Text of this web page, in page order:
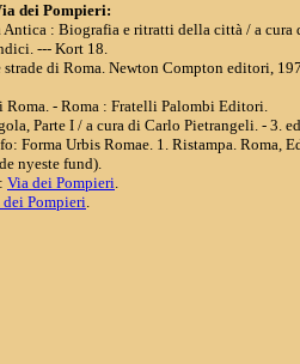
dei Pompieri:
: Biografia e ritratti della città / a
--- Kort 18.
di Roma. Newton Compton editori,
- Roma : Fratelli Palombi Editori.
Parte I / a cura di Carlo Pietrangeli. - 3.
Forma Urbis Romae. 1. Ristampa. Roma,
nyeste fund).
Via dei Pompieri.
dei Pompieri.